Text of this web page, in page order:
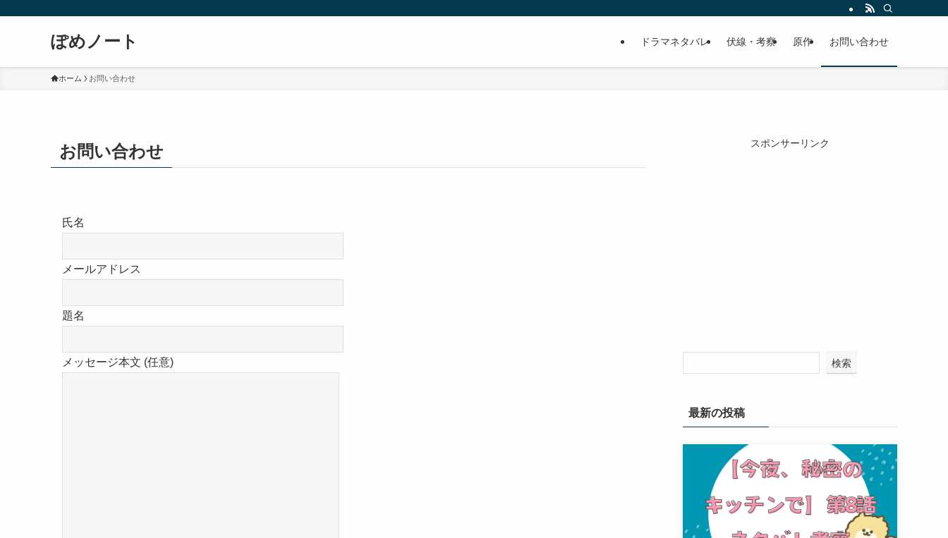
ぽめノート ドラマネタバレ 伏線・考察 原作 お問い合わせ
ホーム お問い合わせ
お問い合わせ
氏名
メールアドレス
題名
メッセージ本文 (任意)
スポンサーリンク
検索
最新の投稿